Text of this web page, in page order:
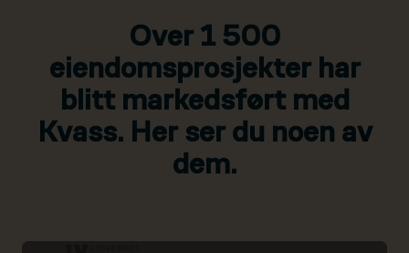
Over 1 500
eiendomsprosjekter har
blitt markedsført med
Kvass. Her ser du noen av
dem.